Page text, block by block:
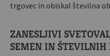
trgovec in obiskal številna
ZANESLJIVI
SEMEN IN ŠTEVILNIH